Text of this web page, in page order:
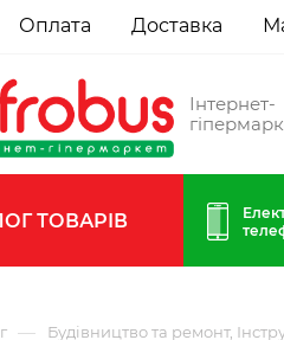
Оплата Доставка
Інтернет-
ТОВАРІВ
— Будівництво та ремонт,